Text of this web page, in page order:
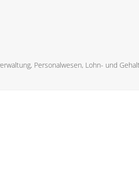
Personalwesen, Lohn- und